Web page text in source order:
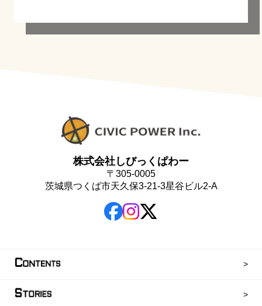
株式会社しびっくぱわー
〒305-0005
茨城県つくば市天久保3-21-3星谷ビル2-A
CONTENTS
STORIES